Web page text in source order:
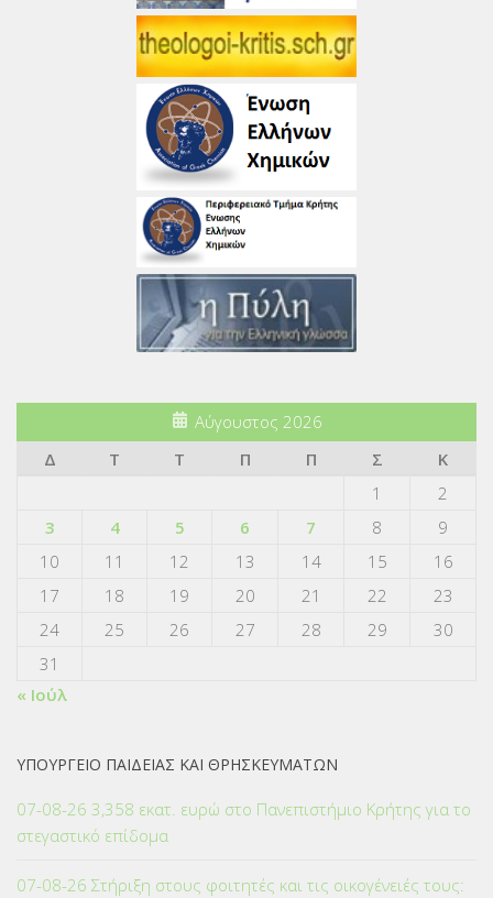
Αύγουστος 2026
Δ
Τ Τ Π Π Σ
Κ
1
2
3
4 5 6 7 8
9
10
11 12 13 14 15
16
17
18 19 20 21 22
23
24
25 26 27 28 29
30
31
« Ιούλ
ΥΠΟΥΡΓΕΙΟ ΠΑΙΔΕΙΑΣ ΚΑΙ ΘΡΗΣΚΕΥΜΑΤΩΝ
07-08-26 3,358 εκατ. ευρώ στο Πανεπιστήμιο Κρήτης για το
στεγαστικό επίδομα
07-08-26 Στήριξη στους φοιτητές και τις οικογένειές τους: